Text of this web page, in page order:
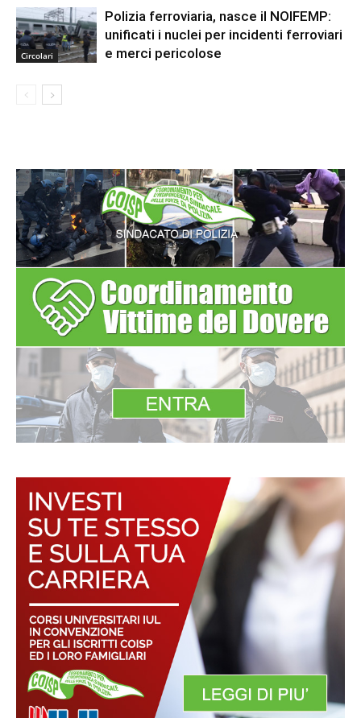
Circolari
Polizia ferroviaria, nasce il NOIFEMP:
unificati i nuclei per incidenti ferroviari
e merci pericolose